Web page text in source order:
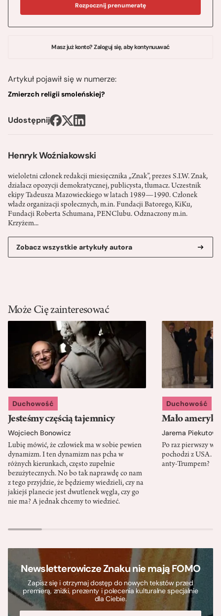
Henryk Woźniakowski
wieloletni członek redakcji miesięcznika „Znak”, prezes S.I.W. Znak,
działacz opozycji demokratycznej, publicysta, tłumacz. Uczestnik
ekipy Tadeusza Mazowieckiego w latach 1989—­1990. Członek
władz organizacji społecznych, m.in. Fundacji Batorego, KiK­u,
Fundacji Roberta Schumana, PEN­Clubu. Odznaczony m.in.
Krzyżem...
Zobacz wszystkie artykuły autora
Rozpocznij prenumeratę
Masz już konto? Zaloguj się, aby kontynuuwać
Artykuł pojawił się w numerze:
Zmierzch religii smoleńskiej?
Udostępnij
Może Cię zainteresować
Duchowość
Jesteśmy częścią tajemnicy
Wojciech Bonowicz
Lubię mówić, że człowiek ma w sobie pewien
dynamizm. I ten dynamizm nas pcha w
różnych kierunkach, często zupełnie
bezużytecznych. No bo tak naprawdę co nam
z tego przyjdzie, że będziemy wiedzieli, czy na
jakiejś planecie jest dwutlenek węgla, czy go
nie ma? A jednak chcemy to wiedzieć.
Duchowość
Mało
Jarema
Po raz pierwszy w
pochodzi z USA.
anty-Trumpem?
Newsletterowicze Znaku nie mają FOMO
Zapisz się i otrzymaj dostęp do nowych tekstów przed
premierą, zniżki, prezenty i polecenia kulturalne specjalnie
dla Ciebie.